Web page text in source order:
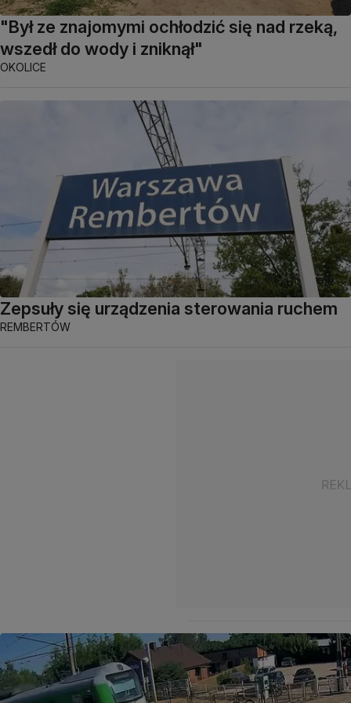
"Był ze znajomymi ochłodzić się nad rzeką,
wszedł do wody i zniknął"
OKOLICE
Zepsuły się urządzenia sterowania ruchem
REMBERTÓW